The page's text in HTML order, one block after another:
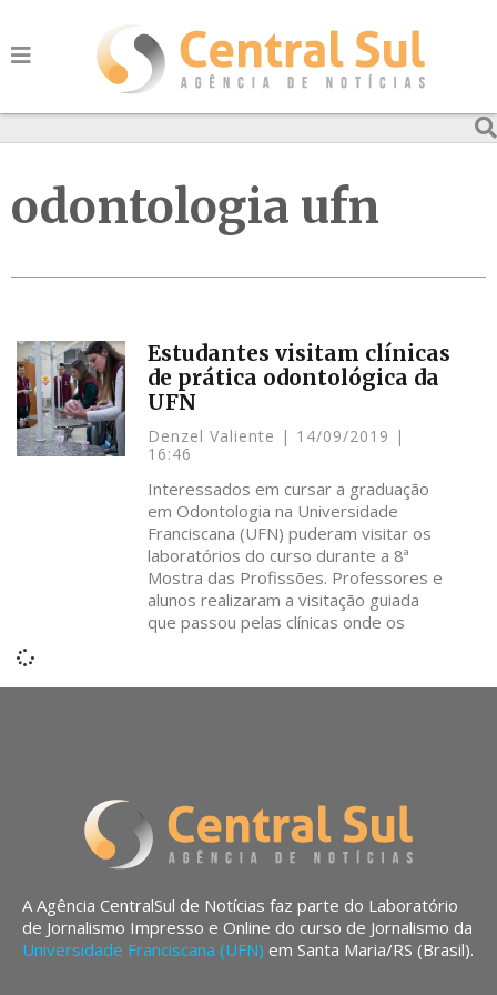
odontologia ufn
Estudantes visitam clínicas
de prática odontológica da
UFN
Denzel Valiente
14/09/2019
16:46
Interessados em cursar a graduação
em Odontologia na Universidade
Franciscana (UFN) puderam visitar os
laboratórios do curso durante a 8ª
Mostra das Profissões. Professores e
alunos realizaram a visitação guiada
que passou pelas clínicas onde os
A Agência CentralSul de Notícias faz parte do Laboratório
de Jornalismo Impresso e Online do curso de Jornalismo da
Universidade Franciscana (UFN) em Santa Maria/RS (Brasil).